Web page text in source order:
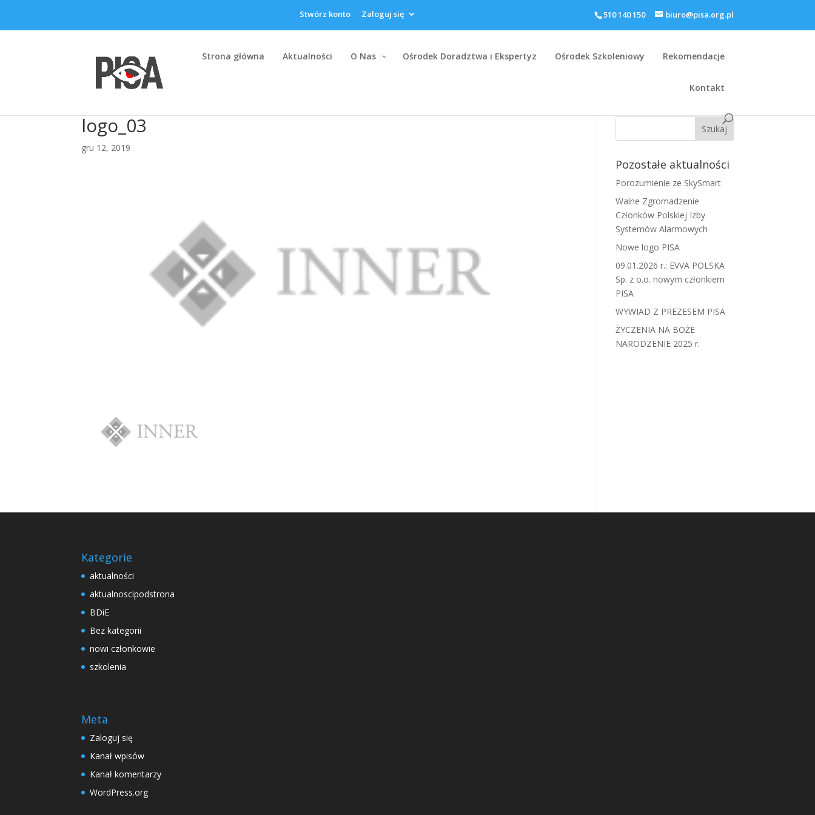
510 140 150 biuro@pisa.org.pl
Stwórz konto Zaloguj się
Strona główna Aktualności O Nas Ośrodek Doradztwa i Ekspertyz Ośrodek Szkoleniowy Rekomendacje
Kontakt
logo_03
gru 12, 2019
Pozostałe aktualności
Porozumienie ze SkySmart
Walne Zgromadzenie
Członków Polskiej Izby
Systemów Alarmowych
Nowe logo PISA
09.01.2026 r.: EVVA POLSKA
Sp. z o.o. nowym członkiem
PISA
WYWIAD Z PREZESEM PISA
ŻYCZENIA NA BOŻE
NARODZENIE 2025 r.
Kategorie
aktualności
aktualnoscipodstrona
BDiE
Bez kategorii
nowi członkowie
szkolenia
Meta
Zaloguj się
Kanał wpisów
Kanał komentarzy
WordPress.org